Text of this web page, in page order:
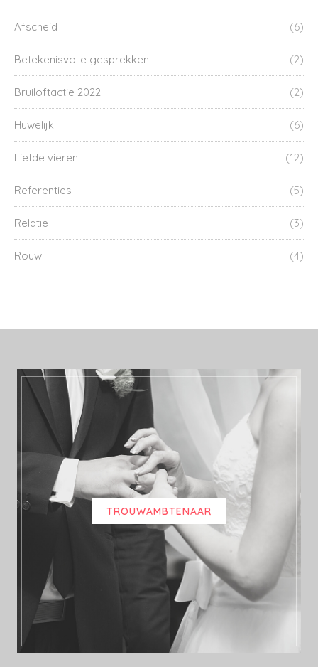
Afscheid (6)
Betekenisvolle gesprekken (2)
Bruiloftactie 2022 (2)
Huwelijk (6)
Liefde vieren (12)
Referenties (5)
Relatie (3)
Rouw (4)
TROUWAMBTENAAR